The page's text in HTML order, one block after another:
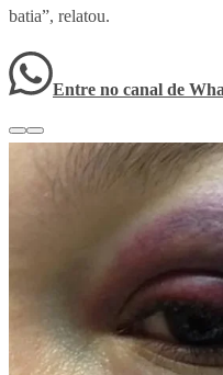
batia”, relatou.
Entre no canal de